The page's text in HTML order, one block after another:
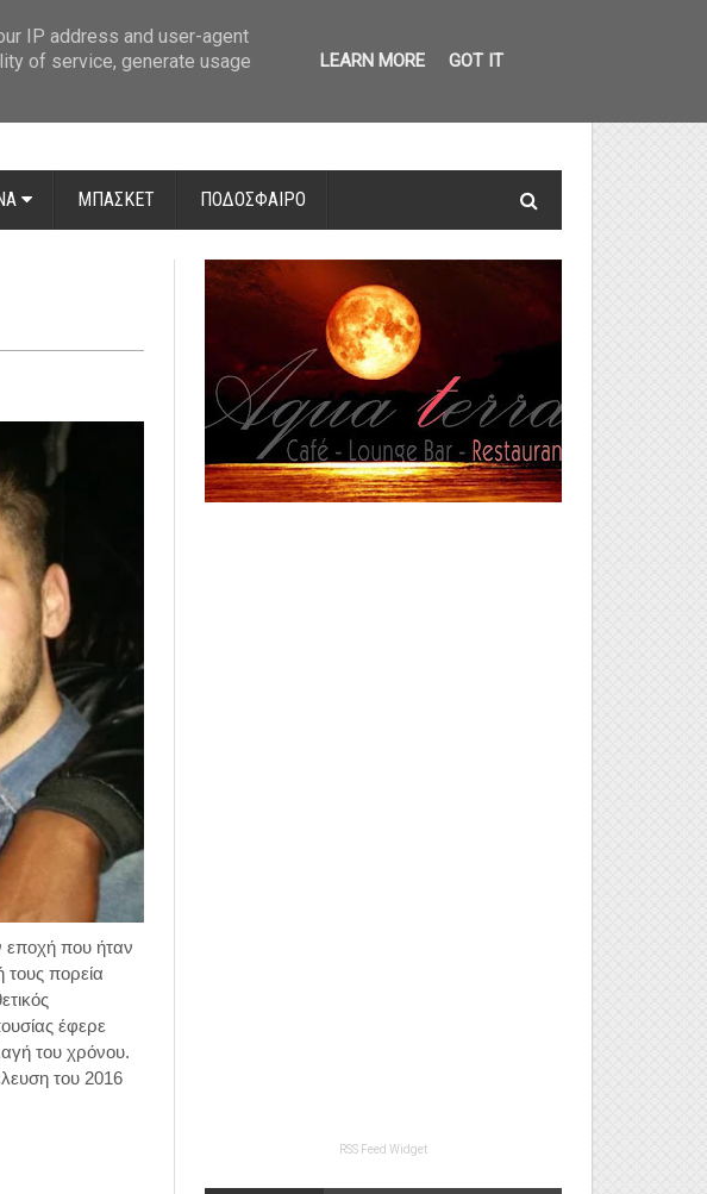
ΜΠΑΣΚΕΤ ΠΟΔΟΣΦΑΙΡΟ
εποχή που ήταν
τους πορεία
έφερε
του χρόνου.
του 2016
RSS Feed Widget
IP address and user-agent
of service, generate usage
LEARN MORE GOT IT